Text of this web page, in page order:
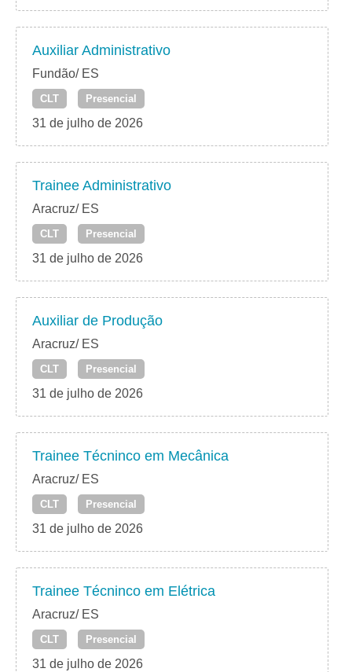
Auxiliar Administrativo
Fundão/ ES
CLT Presencial
31 de julho de 2026
Trainee Administrativo
Aracruz/ ES
CLT Presencial
31 de julho de 2026
Auxiliar de Produção
Aracruz/ ES
CLT Presencial
31 de julho de 2026
Trainee Técninco em Mecânica
Aracruz/ ES
CLT Presencial
31 de julho de 2026
Trainee Técninco em Elétrica
Aracruz/ ES
CLT Presencial
31 de julho de 2026